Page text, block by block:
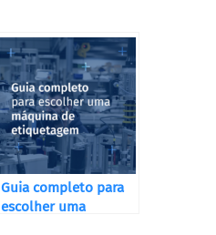
Guia completo para
escolher uma